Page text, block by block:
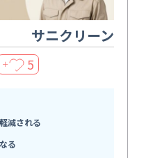
サニクリーン
＋ 5
減される
る